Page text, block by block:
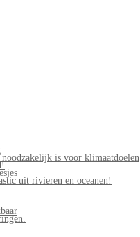
is voor klimaatdoelen
uit rivieren en oceanen!